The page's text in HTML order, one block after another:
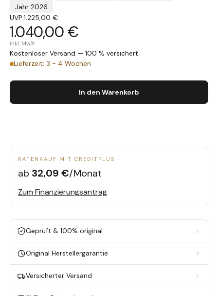
Jahr 2026
UVP:1.225,00 €
1.040,00 €
inkl. MwSt.
Kostenloser Versand — 100 % versichert
Lieferzeit: 3 - 4 Wochen
In den Warenkorb
RATENKAUF MIT CREDITPLUS
ab 32,09 €/Monat
Zum Finanzierungsantrag
Geprüft & 100% original
Original Herstellergarantie
Versicherter Versand